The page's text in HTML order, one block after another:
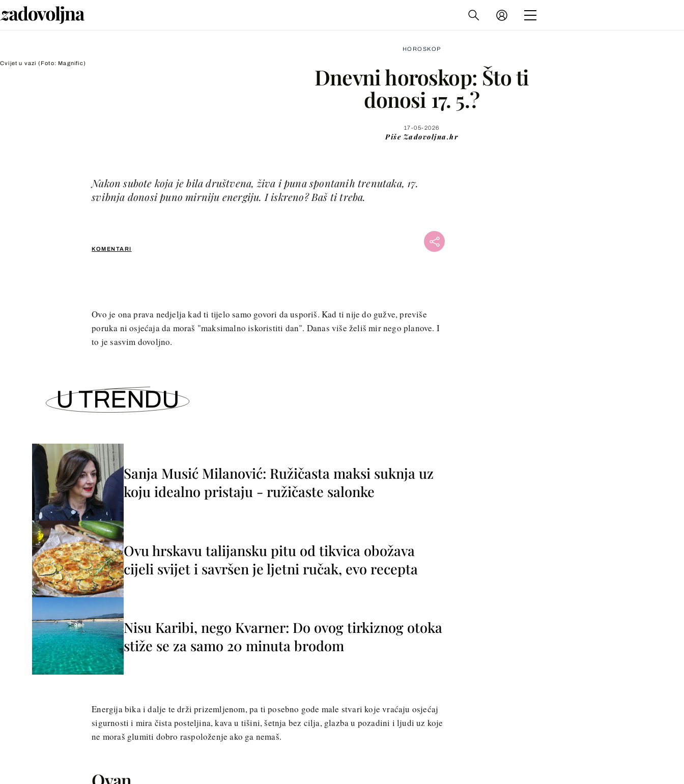
Cvijet u vazi (Foto: Magnific)
HOROSKOP
Dnevni horoskop: Što ti
donosi 17. 5.?
17-05-2026
Piše Zadovoljna.hr
KOMENTARI
Nakon subote koja je bila društvena, živa i puna spontanih trenutaka, 17.
svibnja donosi puno mirniju energiju. I iskreno? Baš ti treba.
WhatsApp
Ovo je ona prava nedjelja kad ti tijelo samo govori da usporiš. Kad ti nije do gužve, previše
poruka ni osjećaja da moraš "maksimalno iskoristiti dan". Danas više želiš mir nego planove. I
to je sasvim dovoljno.
U TRENDU
Sanja Musić Milanović: Ružičasta maksi suknja uz
koju idealno pristaju - ružičaste salonke
Ovu hrskavu talijansku pitu od tikvica obožava
cijeli svijet i savršen je ljetni ručak, evo recepta
Nisu Karibi, nego Kvarner: Do ovog tirkiznog otoka
stiže se za samo 20 minuta brodom
Energija bika i dalje te drži prizemljenom, pa ti posebno gode male stvari koje vraćaju osjećaj
sigurnosti i mira čista posteljina, kava u tišini, šetnja bez cilja, glazba u pozadini i ljudi uz koje
ne moraš glumiti dobro raspoloženje ako ga nemaš.